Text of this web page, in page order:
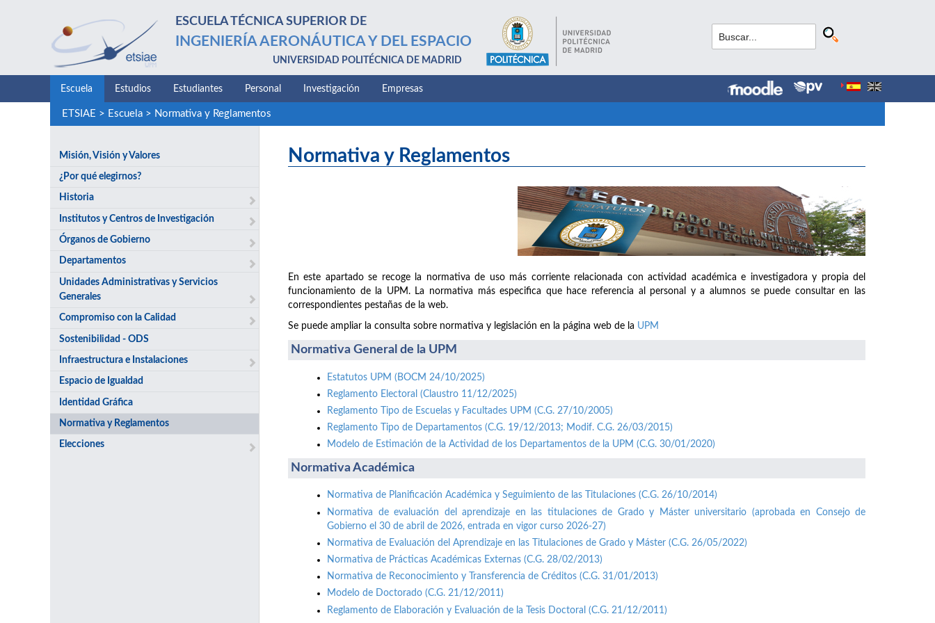
ESCUELA TÉCNICA SUPERIOR DE
INGENIERÍA AERONÁUTICA Y DEL ESPACIO
UNIVERSIDAD POLITÉCNICA DE MADRID
Escuela Estudios Estudiantes Personal Investigación Empresas
ETSIAE > Escuela> Normativa y Reglamentos
Misión, Visión y Valores
¿Por qué elegirnos?
Historia
Institutos y Centros de Investigación
Órganos de Gobierno
Departamentos
Unidades Administrativas y Servicios
Generales
Compromiso con la Calidad
Sostenibilidad - ODS
Infraestructura e Instalaciones
Espacio de Igualdad
Identidad Gráfica
Normativa y Reglamentos
Elecciones
Normativa y Reglamentos
En este apartado se recoge la normativa de uso más corriente relacionada con actividad académica e investigadora y propia del
funcionamiento de la UPM. La normativa más especifica que hace referencia al personal y a alumnos se puede consultar en las
correspondientes pestañas de la web.
Se puede ampliar la consulta sobre normativa y legislación en la página web de la UPM
Normativa General de la UPM
Estatutos UPM (BOCM 24/10/2025)
Reglamento Electoral (Claustro 11/12/2025)
Reglamento Tipo de Escuelas y Facultades UPM (C.G. 27/10/2005)
Reglamento Tipo de Departamentos (C.G. 19/12/2013; Modif. C.G. 26/03/2015)
Modelo de Estimación de la Actividad de los Departamentos de la UPM (C.G. 30/01/2020)
Normativa Académica
Normativa de Planificación Académica y Seguimiento de las Titulaciones (C.G. 26/10/2014)
Normativa de evaluación del aprendizaje en las titulaciones de Grado y Máster universitario (aprobada en Consejo de
Gobierno el 30 de abril de 2026, entrada en vigor curso 2026-27)
Normativa de Evaluación del Aprendizaje en las Titulaciones de Grado y Máster (C.G. 26/05/2022)
Normativa de Prácticas Académicas Externas (C.G. 28/02/2013)
Normativa de Reconocimiento y Transferencia de Créditos (C.G. 31/01/2013)
Modelo de Doctorado (C.G. 21/12/2011)
Reglamento de Elaboración y Evaluación de la Tesis Doctoral (C.G. 21/12/2011)